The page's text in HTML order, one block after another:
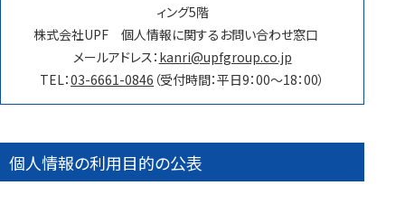
ィング5階
株式会社UPF 個人情報に関するお問い合わせ窓口
メールアドレス： kanri@upfgroup.co.jp
TEL：03-6661-0846 （受付時間：平日9：00～18：00）
個人情報の利用目的の公表